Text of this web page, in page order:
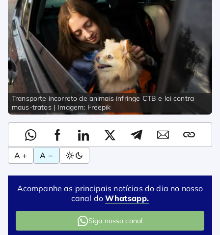
Transporte incorreto de animais infringe CTB e lei contra
maus-tratos | Imagem: Freepik
A + A −
Acompanhe as principais notícias do dia no nosso
canal doWhatsapp.
Siga nosso canal